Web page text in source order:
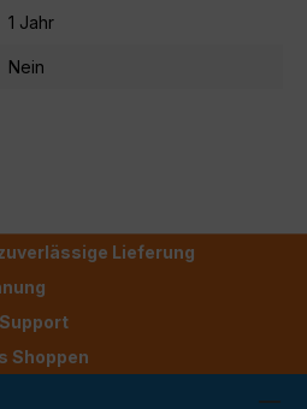
1 Jahr
Nein
Lieferung
Shoppen